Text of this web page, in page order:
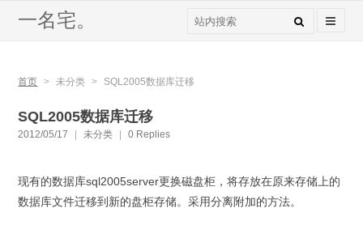
一名宅。
首页 > 未分类 > SQL2005数据库迁移
SQL2005数据库迁移
2012/05/17 未分类 0 Replies
现有的数据库sql2005server更换磁盘柜，将存放在原来存储上的
数据库文件迁移到新的盘柜存储。采用分离附加的方法。